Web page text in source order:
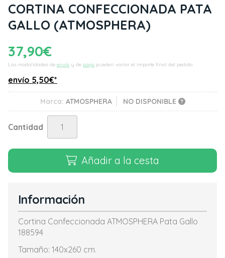
CORTINA CONFECCIONADA PATA
GALLO (ATMOSPHERA)
37,90€
Las modalidades de envío y de pago pueden variar el importe final del pedido.
envío 5,50€*
Marca: ATMOSPHERA NO DISPONIBLE
Cantidad
Añadir a la cesta
Información
Cortina Confeccionada ATMOSPHERA Pata Gallo
188594
Tamaño: 140x260 cm.